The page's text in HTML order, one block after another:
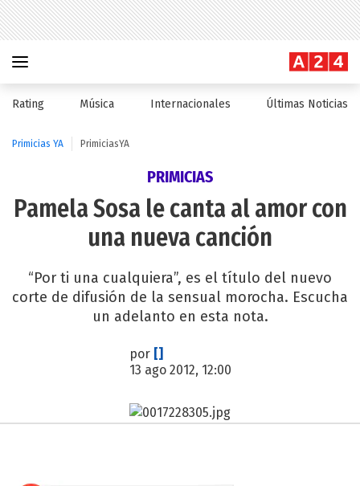
Rating Música Internacionales Últimas Noticias
Primicias YA PrimiciasYA
PRIMICIAS
Pamela Sosa le canta al amor con
una nueva canción
“Por ti una cualquiera”, es el título del nuevo
corte de difusión de la sensual morocha. Escucha
un adelanto en esta nota.
por []
13 ago 2012, 12:00